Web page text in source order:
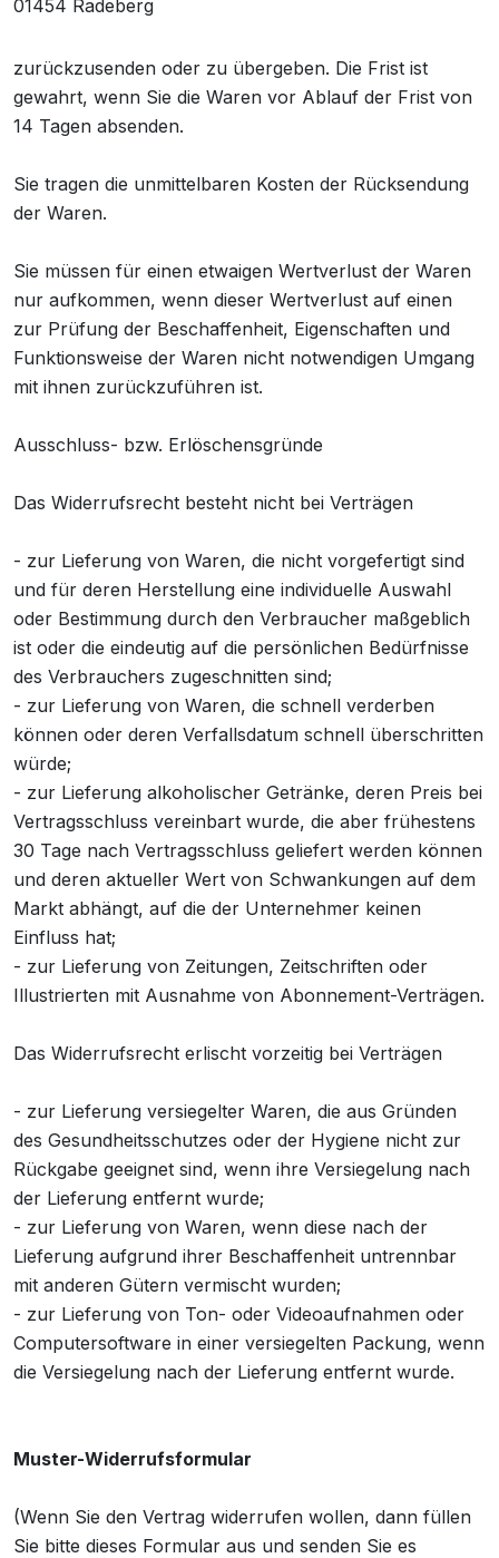
01454 Radeberg
zurückzusenden oder zu übergeben. Die Frist ist
gewahrt, wenn Sie die Waren vor Ablauf der Frist von
14 Tagen absenden.
Sie tragen die unmittelbaren Kosten der Rücksendung
der Waren.
Sie müssen für einen etwaigen Wertverlust der Waren
nur aufkommen, wenn dieser Wertverlust auf einen
zur Prüfung der Beschaffenheit, Eigenschaften und
Funktionsweise der Waren nicht notwendigen Umgang
mit ihnen zurückzuführen ist.
Ausschluss- bzw. Erlöschensgründe
Das Widerrufsrecht besteht nicht bei Verträgen
- zur Lieferung von Waren, die nicht vorgefertigt sind
und für deren Herstellung eine individuelle Auswahl
oder Bestimmung durch den Verbraucher maßgeblich
ist oder die eindeutig auf die persönlichen Bedürfnisse
des Verbrauchers zugeschnitten sind;
- zur Lieferung von Waren, die schnell verderben
können oder deren Verfallsdatum schnell überschritten
würde;
- zur Lieferung alkoholischer Getränke, deren Preis bei
Vertragsschluss vereinbart wurde, die aber frühestens
30 Tage nach Vertragsschluss geliefert werden können
und deren aktueller Wert von Schwankungen auf dem
Markt abhängt, auf die der Unternehmer keinen
Einfluss hat;
- zur Lieferung von Zeitungen, Zeitschriften oder
Illustrierten mit Ausnahme von Abonnement-Verträgen.
Das Widerrufsrecht erlischt vorzeitig bei Verträgen
- zur Lieferung versiegelter Waren, die aus Gründen
des Gesundheitsschutzes oder der Hygiene nicht zur
Rückgabe geeignet sind, wenn ihre Versiegelung nach
der Lieferung entfernt wurde;
- zur Lieferung von Waren, wenn diese nach der
Lieferung aufgrund ihrer Beschaffenheit untrennbar
mit anderen Gütern vermischt wurden;
- zur Lieferung von Ton- oder Videoaufnahmen oder
Computersoftware in einer versiegelten Packung, wenn
die Versiegelung nach der Lieferung entfernt wurde.
Muster-Widerrufsformular
(Wenn Sie den Vertrag widerrufen wollen, dann füllen
Sie bitte dieses Formular aus und senden Sie es